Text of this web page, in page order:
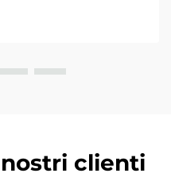
verso l'uso di borse
clienti